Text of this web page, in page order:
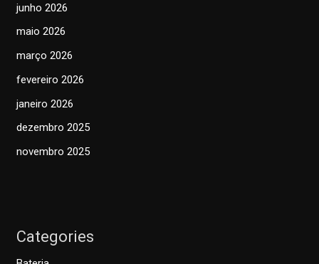
junho 2026
maio 2026
março 2026
fevereiro 2026
janeiro 2026
dezembro 2025
novembro 2025
Categories